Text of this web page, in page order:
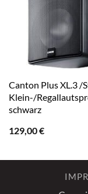
Canton Plus XL.3 /
Klein-/
schwarz
129,00€